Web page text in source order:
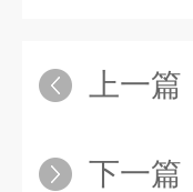
上一篇
下一篇